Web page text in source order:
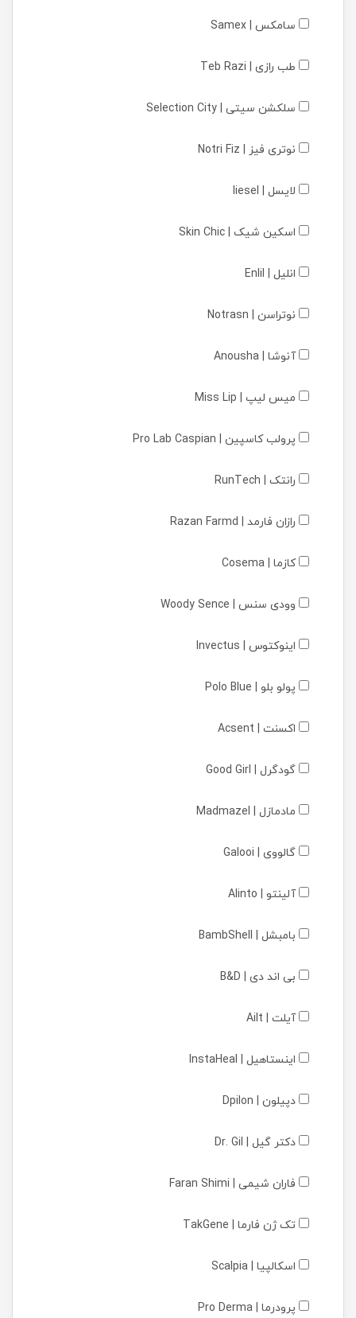
سامکس | Samex
طب رازی | Teb Razi
سلکشن سیتی | Selection City
نوتری فیز | Notri Fiz
لایسل | liesel
اسکین شیک | Skin Chic
انلیل | Enlil
نوتراسن | Notrasn
آنوشا | Anousha
میس لیپ | Miss Lip
پرولب کاسپین | Pro Lab Caspian
رانتک | RunTech
رازان فارمد | Razan Farmd
کازما | Cosema
وودی سنس | Woody Sence
اینوکتوس | Invectus
پولو بلو | Polo Blue
اکسنت | Acsent
گودگرل | Good Girl
مادمازل | Madmazel
گالووی | Galooi
آلینتو | Alinto
بامبشل | BambShell
بی اند دی | B&D
آیلت | Ailt
اینستاهیل | InstaHeal
دپیلون | Dpilon
دکتر گیل | Dr. Gil
فاران شیمی | Faran Shimi
تک ژن فارما | TakGene
اسکالپیا | Scalpia
پرودرما | Pro Derma